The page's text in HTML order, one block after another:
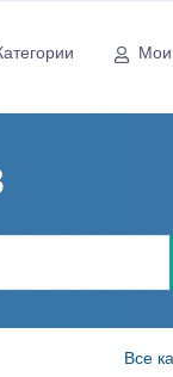
Мои
Все